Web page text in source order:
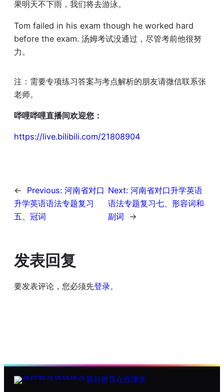
果明天不下雨，我们将去游泳。
Tom failed in his exam though he worked hard
before the exam. 汤姆考试没通过，尽管考前他很努
力。
注：需要专项练习答案与考点解析的朋友请微信联系张
老师。
哔哩哔哩直播间欢迎您：
https://live.bilibili.com/21808904
← Previous: 河南省对口
升学英语语法专题复习
五、冠词
Next:河南省对口升学英语
语法专题复习七、形容词和
副词
→
发表回复
要发表评论，您必须先登录。
真好教育在线课堂
搜